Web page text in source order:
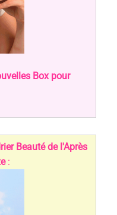
Box pour
Beauté de l'Après
: